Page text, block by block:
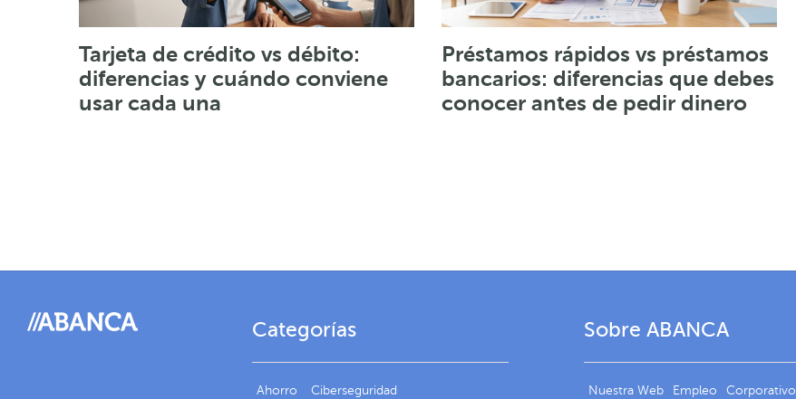
Tarjeta de crédito vs débito:
diferencias y cuándo conviene
usar cada una
Préstamos rápidos vs préstamos
bancarios: diferencias que debes
conocer antes de pedir dinero
Categorías
Ahorro Ciberseguridad
Sobre ABANCA
Nuestra Web Empleo Corporativo